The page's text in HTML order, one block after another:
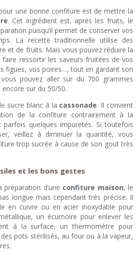
une bonne confiture est de mettre la
. Cet ingrédient est, après les fruits, le
puisqu’il permet de conserver vos
La recette traditionnelle utilise des
et de fruits. Mais vous pouvez réduire la
ressortir les saveurs fruitées de vos
figues, vos poires…, tout en gardant son
pouvez aller sur du 700 grammes
sur du 50/50.
sucre blanc à la cassonade. Il convient
de la confiture contrairement à la
parfois quelques impuretés. Si toutefois
veillez à diminuer la quantité, vous
trop sucrée à cause de son gout très
et les bons gestes
d’une confiture maison, le
longue mais cependant très précise. Il
en cuivre ou en acier inoxydable pour
un écumoire pour enlever les
à la surface, un thermomètre pour
pots stérilisés, au four ou à la vapeur,